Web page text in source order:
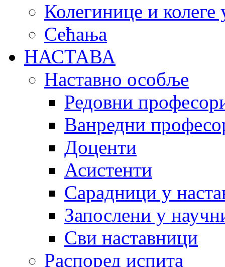
Колегинице и колеге
Сећања
НАСТАВА
Наставно особље
Редовни
Ванредни
Доценти
Асистенти
Сарадници у
Запослени у
Сви наставници
Распоред испита